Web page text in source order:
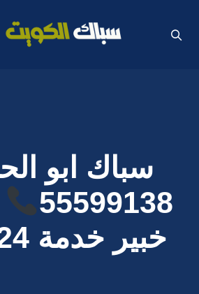
سباك ابو
55599138
خبير خدمة 24 ساعة